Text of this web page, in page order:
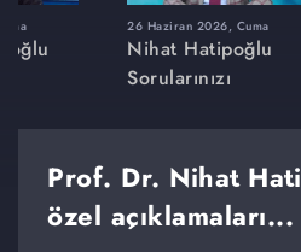
26 Haziran 2026, Cuma
Nihat Hatipoğlu
Sorularınızı
Prof. Dr. Nihat
özel açıklamaları...